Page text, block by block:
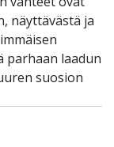
näyttävästä ja
parhaan laadun
suosion